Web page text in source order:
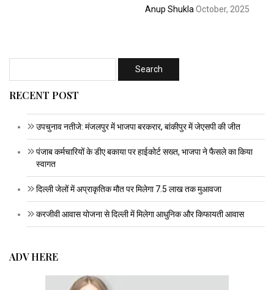
Anup Shukla October, 2025
RECENT POST
उपचुनाव नतीजे: मंजलपुर में भाजपा बरकरार, बांकीपुर में जेएसपी की जीत
पंजाब कर्मचारियों के डीए बकाया पर हाईकोर्ट सख्त, भाजपा ने फैसले का किया
स्वागत
दिल्ली जेलों में अप्राकृतिक मौत पर मिलेगा 7.5 लाख तक मुआवजा
करजीवी आवास योजना से दिल्ली में मिलेगा आधुनिक और किफायती आवास
ADV HERE